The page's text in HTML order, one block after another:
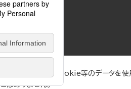
list
list
便性向上のためにCookie等のデータを
はありません。